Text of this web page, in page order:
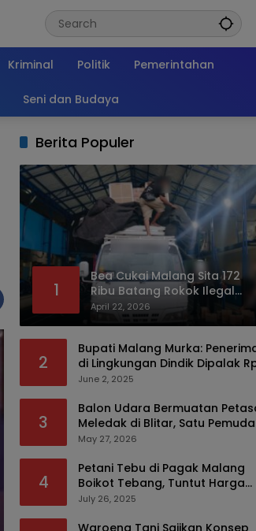
Kriminal Politik Pemerintahan
Seni dan Budaya
Berita Populer
1
Bea Cukai Malang Sita 172
Ribu Batang Rokok Ilegal
Bermodus Kemasan Sabun
April 22, 2026
2
Bupati Malang Murka:
di Lingkungan Dindik Dipalak
150 Ribu Pakai Modus
June 2, 2025
3
Balon Udara Bermuatan
Meledak di Blitar, Satu Pemuda
Tewas dan Dua Anak Luka
May 27, 2026
4
Petani Tebu di Pagak Malang
Boikot Tebang, Tuntut Harga
yang Layak
July 26, 2025
Waroeng Tani Sajikan Konsep